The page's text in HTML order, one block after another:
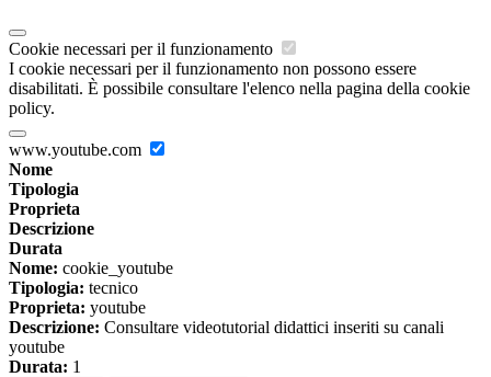
Cookie necessari per il funzionamento
I cookie necessari per il funzionamento non possono essere
disabilitati. È possibile consultare l'elenco nella pagina della cookie
policy.
www.youtube.com
Nome
Tipologia
Proprieta
Descrizione
Durata
Nome: cookie_youtube
Tipologia: tecnico
Proprieta: youtube
Descrizione: Consultare videotutorial didattici inseriti su canali
youtube
Durata: 1